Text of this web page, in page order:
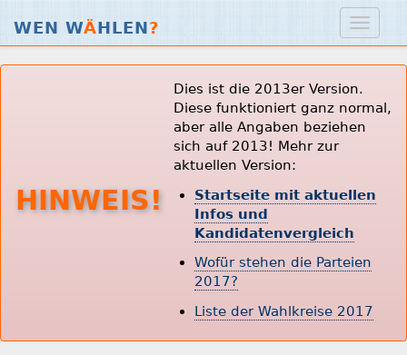
WEN WÄHLEN?
HINWEIS!
Dies ist die 2013er Version.
Diese funktioniert ganz normal,
aber alle Angaben beziehen
sich auf 2013! Mehr zur
aktuellen Version:
Startseite mit aktuellen
Infos und
Kandidatenvergleich
Wofür stehen die Parteien
2017?
Liste der Wahlkreise 2017